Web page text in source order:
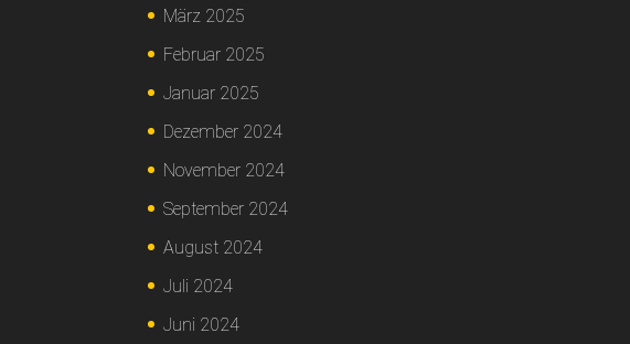
März 2025
Februar 2025
Januar 2025
Dezember 2024
November 2024
September 2024
August 2024
Juli 2024
Juni 2024